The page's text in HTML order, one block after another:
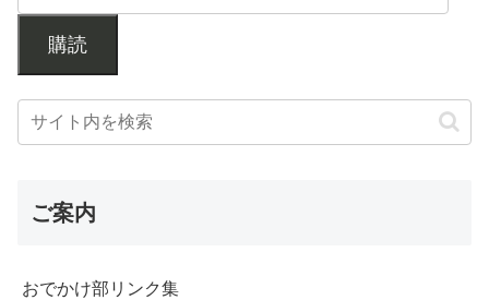
購読
ご案内
おでかけ部リンク集